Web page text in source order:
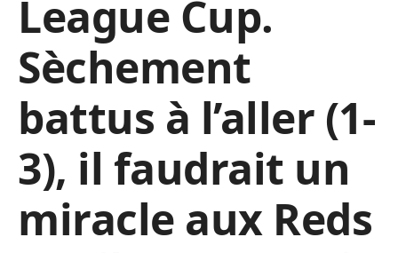
League Cup.
Sèchement
battus à l’aller (1-
3), il faudrait un
miracle aux Reds